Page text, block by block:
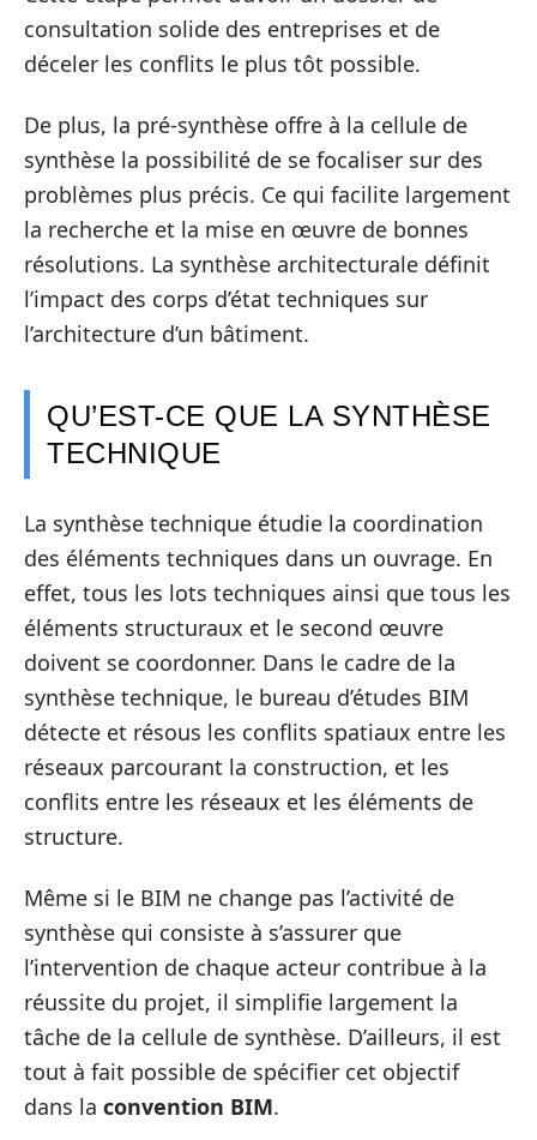
consultation solide des entreprises et de
déceler les conflits le plus tôt possible.
De plus, la pré-synthèse offre à la cellule de
synthèse la possibilité de se focaliser sur des
problèmes plus précis. Ce qui facilite largement
la recherche et la mise en œuvre de bonnes
résolutions. La synthèse architecturale définit
l’impact des corps d’état techniques sur
l’architecture d’un bâtiment.
QU’EST-CE QUE LA SYNTHÈSE
TECHNIQUE
La synthèse technique étudie la coordination
des éléments techniques dans un ouvrage. En
effet, tous les lots techniques ainsi que tous les
éléments structuraux et le second œuvre
doivent se coordonner. Dans le cadre de la
synthèse technique, le bureau d’études BIM
détecte et résous les conflits spatiaux entre les
réseaux parcourant la construction, et les
conflits entre les réseaux et les éléments de
structure.
Même si le BIM ne change pas l’activité de
synthèse qui consiste à s’assurer que
l’intervention de chaque acteur contribue à la
réussite du projet, il simplifie largement la
tâche de la cellule de synthèse. D’ailleurs, il est
tout à fait possible de spécifier cet objectif
dans la convention BIM.